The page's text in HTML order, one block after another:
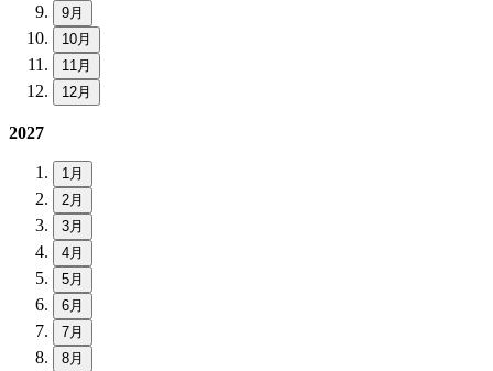
9月
10月
11月
12月
2027
1月
2月
3月
4月
5月
6月
7月
8月